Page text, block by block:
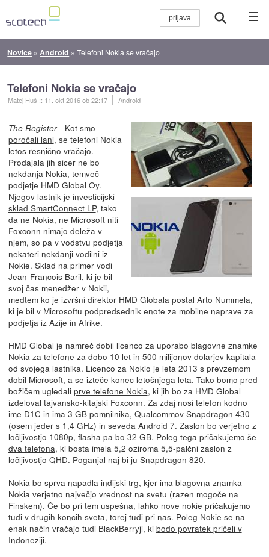
☰
Novice » Android »Telefoni Nokia se vračajo
Telefoni Nokia se vračajo
Matej Huš :: 11. okt 2016ob 22:17 Android
The Register- Kot smo
poročali lani, se telefoni Nokia
letos resnično vračajo.
Prodajala jih sicer ne bo
nekdanja Nokia, temveč
podjetje HMD Global Oy.
Njegov lastnik je investicijski
sklad SmartConnect LP, tako
da ne Nokia, ne Microsoft niti
Foxconn nimajo deleža v
njem, so pa v vodstvu podjetja
nekateri nekdanji vodilni iz
Nokie. Sklad na primer vodi
Jean-Francois Baril, ki je bil
svoj čas menedžer v Nokii,
medtem ko je izvršni direktor HMD Globala postal Arto Nummela,
ki je bil v Microsoftu podpredsednik enote za mobilne naprave za
podjetja iz Azije in Afrike.
HMD Global je namreč dobil licenco za uporabo blagovne znamke
Nokia za telefone za dobo 10 let in 500 milijonov dolarjev kapitala
od svojega lastnika. Licenco za Nokio je leta 2013 s prevzemom
dobil Microsoft, a se izteče konec letošnjega leta. Tako bomo pred
božičem ugledali prve telefone Nokia, ki jih bo za HMD Global
izdeloval tajvansko-kitajski Foxconn. Za zdaj nosi telefon kodno
ime D1C in ima 3 GB pomnilnika, Qualcommov Snapdragon 430
(osem jeder s 1,4 GHz) in seveda Android 7. Zaslon bo verjetno z
ločljivostjo 1080p, flasha pa bo 32 GB. Poleg tega pričakujemo še
dva telefona, ki bosta imela 5,2 oziroma 5,5-palčni zaslon z
ločljivostjo QHD. Poganjal naj bi ju Snapdragon 820.
Nokia bo sprva napadla indijski trg, kjer ima blagovna znamka
Nokia verjetno največjo vrednost na svetu (razen mogoče na
Finskem). Če bo pri tem uspešna, lahko nove nokie pričakujemo
tudi v drugih koncih sveta, torej tudi pri nas. Poleg Nokie se na
enak način vračajo tudi BlackBerryji, ki bodo povratek pričeli v
Indoneziji.